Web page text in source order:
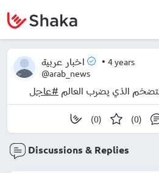
اخبار عربية • 4 years
@arab_news
الذي يضرب العالم #عاجل
(0) (0)
Discussions & Replies